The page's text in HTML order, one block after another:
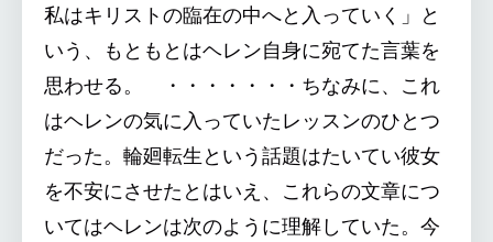
私はキリストの臨在の中へと入っていく」と
いう、もともとはヘレン自身に宛てた言葉を
思わせる。 ・・・・・・・ちなみに、これ
はヘレンの気に入っていたレッスンのひとつ
だった。輪廻転生という話題はたいてい彼女
を不安にさせたとはいえ、これらの文章につ
いてはヘレンは次のように理解していた。今